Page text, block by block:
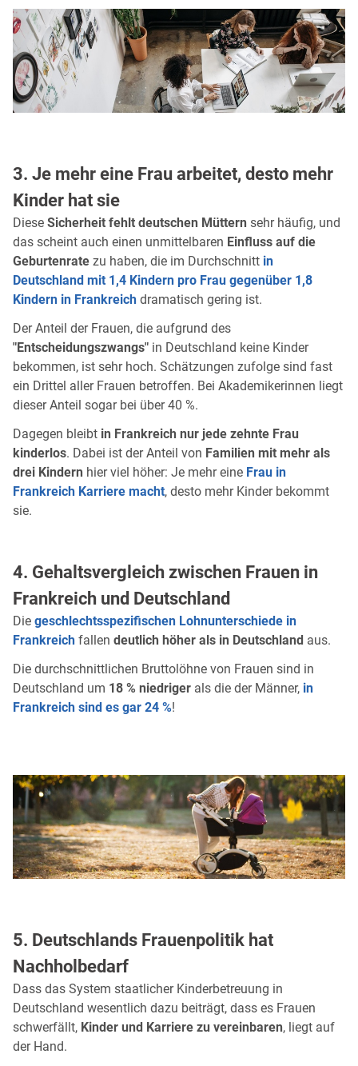
3. Je mehr eine Frau arbeitet, desto mehr
Kinder hat sie
Diese Sicherheit fehlt deutschen Müttern sehr häufig, und
das scheint auch einen unmittelbaren Einfluss auf die
Geburtenrate zu haben, die im Durchschnitt in
Deutschland mit 1,4 Kindern pro Frau gegenüber 1,8
Kindern in Frankreich dramatisch gering ist.
Der Anteil der Frauen, die aufgrund des
"Entscheidungszwangs" in Deutschland keine Kinder
bekommen, ist sehr hoch. Schätzungen zufolge sind fast
ein Drittel aller Frauen betroffen. Bei Akademikerinnen liegt
dieser Anteil sogar bei über 40 %.
Dagegen bleibt in Frankreich nur jede zehnte Frau
kinderlos. Dabei ist der Anteil von Familien mit mehr als
drei Kindern hier viel höher: Je mehr eine Frau in
Frankreich Karriere macht, desto mehr Kinder bekommt
sie.
4. Gehaltsvergleich zwischen Frauen in
Frankreich und Deutschland
Die geschlechtsspezifischen Lohnunterschiede in
Frankreich fallen deutlich höher als in Deutschland aus.
Die durchschnittlichen Bruttolöhne von Frauen sind in
Deutschland um 18 % niedriger als die der Männer, in
Frankreich sind es gar 24 %!
5. Deutschlands Frauenpolitik hat
Nachholbedarf
Dass das System staatlicher Kinderbetreuung in
Deutschland wesentlich dazu beiträgt, dass es Frauen
schwerfällt, Kinder und Karriere zu vereinbaren, liegt auf
der Hand.